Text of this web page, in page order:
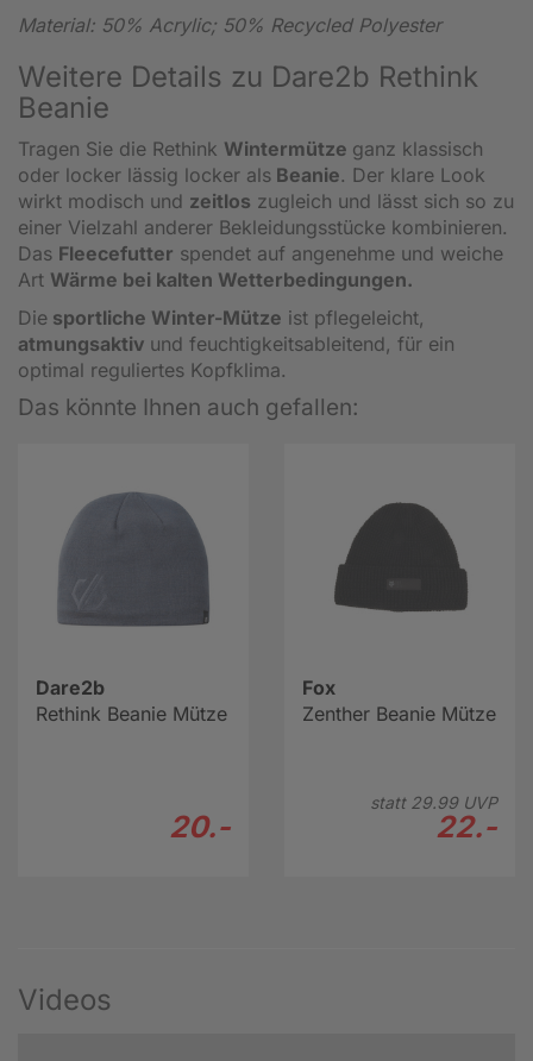
Material: 50% Acrylic; 50% Recycled Polyester
Weitere Details zu Dare2b Rethink
Beanie
Tragen Sie die Rethink Wintermütze ganz klassisch
oder locker lässig locker als Beanie. Der klare Look
wirkt modisch und zeitlos zugleich und lässt sich so zu
einer Vielzahl anderer Bekleidungsstücke kombinieren.
Das Fleecefutter spendet auf angenehme und weiche
Art Wärme bei kalten Wetterbedingungen.
Die sportliche Winter-Mütze ist pflegeleicht,
atmungsaktiv und feuchtigkeitsableitend, für ein
optimal reguliertes Kopfklima.
Das könnte Ihnen auch gefallen:
Dare2b
Rethink Beanie Mütze
20.-
Fox
Zenther Beanie Mütze
statt 29.99UVP
22.-
Videos